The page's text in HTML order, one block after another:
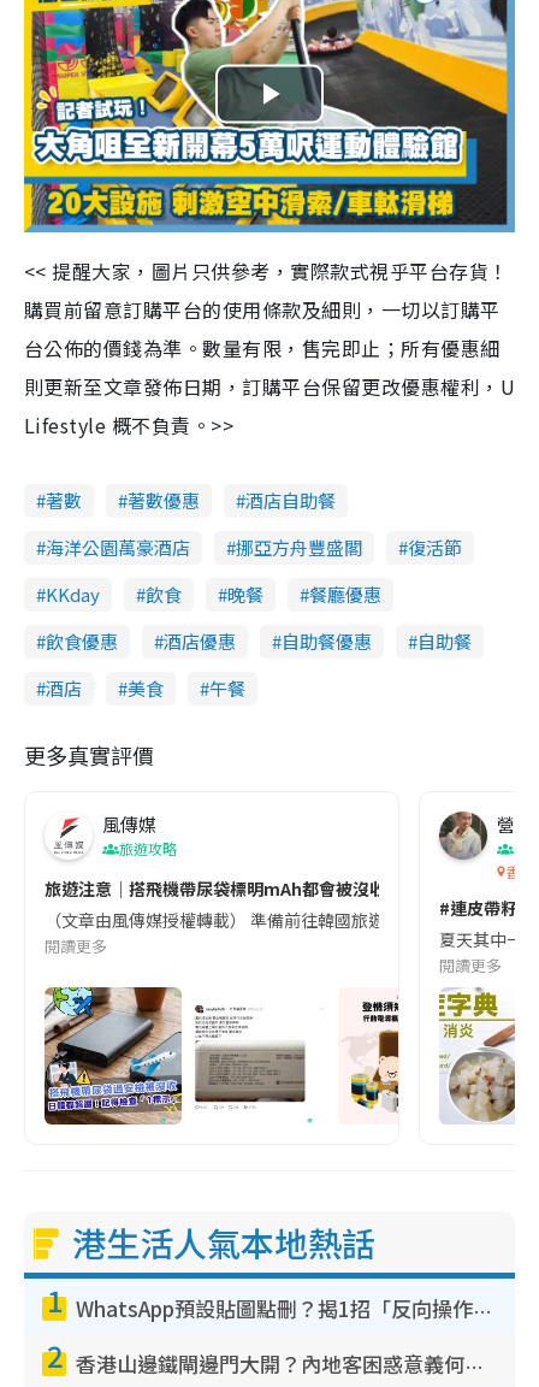
P
l
a
y
V
i
e
o
<< 提醒大家，圖片只供參考，實際款式視乎平台存貨！
購買前留意訂購平台的使用條款及細則，一切以訂購平
台公佈的價錢為準。數量有限，售完即止；所有優惠細
則更新至文章發佈日期，訂購平台保留更改優惠權利，U
Lifestyle 概不負責。>>
著數 著數優惠
酒店自助餐
海洋公園萬豪酒店
挪亞方舟豐盛閣
復活節
KKday
飲食 晚餐
餐廳優惠
飲食優惠
酒店優惠 自助餐優惠
自助餐
酒店
美食 午餐
更多真實評價
風傳媒
旅遊攻略
旅遊注意｜搭飛機帶尿袋標明mAh都會被沒收😱出發前切記檢查
（文章由風傳媒授權轉載） 準備前往韓國旅遊的民眾，近期要
閱讀更多
營養
香港
#連皮帶籽
夏天其中一
閱讀更多
港生活人氣本地熱話
1 WhatsApp預設貼圖點刪？揭1招「反向操作」還原簡潔介面 附3步實測教學
2 香港山邊鐵閘邊門大開？內地客困惑意義何在！網民神回覆：呢種叫法理性防禦